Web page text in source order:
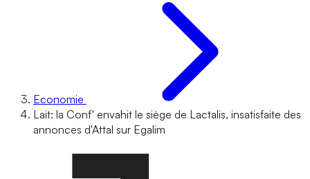
Economie
Lait: la Conf' envahit le siège de Lactalis, insatisfaite des
annonces d'Attal sur Egalim